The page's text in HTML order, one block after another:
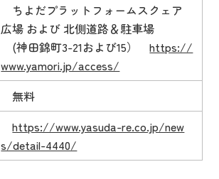
ちよだプラットフォームスクェア
広場 および 北側道路＆駐車場
(神田錦町3-21および15）https://
www.yamori.jp/access/
無料
https://www.yasuda-re.co.jp/new
s/detail-4440/